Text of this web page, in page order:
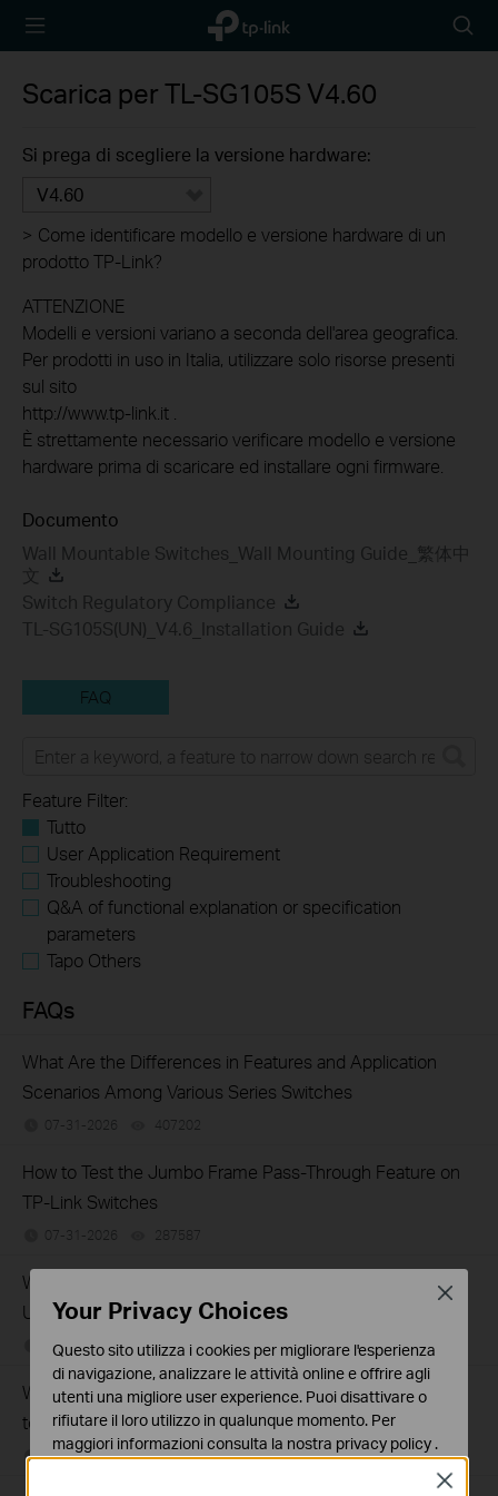
TP-Link,
Reliably
icon
Scarica perTL-SG105S V4.60
Si prega di scegliere la versione hardware:
V4.60
> Come identificare modello e versione hardware di un
prodotto TP-Link?
ATTENZIONE
Modelli e versioni variano a seconda dell'area geografica.
Per prodotti in uso in Italia, utilizzare solo risorse presenti
sul sito
http://www.tp-link.it .
È strettamente necessario verificare modello e versione
hardware prima di scaricare ed installare ogni firmware.
Documento
Wall Mountable Switches_Wall Mounting Guide_繁体中
文
Switch Regulatory Compliance
TL-SG105S(UN)_V4.6_Installation Guide
FAQ
Feature Filter:
Tutto
User Application Requirement
Troubleshooting
Q&A of functional explanation or specification
parameters
Tapo Others
FAQs
What Are the Differences in Features and Application
Scenarios Among Various Series Switches
07-31-2026 407202
How to Test the Jumbo Frame Pass-Through Feature on
TP-Link Switches
07-31-2026 287587
Why Are the Ethernet LED Indicators Off on My TP-Link
Unmanaged Switch?
07-17-2026 415709views
What Can I Do If My PC Is Not Working When Connected
to a TP-Link Unmanaged Switch?
07-16-2026 317015views
Close
Your Privacy Choices
Questo sito utilizza i cookies per migliorare l'esperienza
di navigazione, analizzare le attività online e offrire agli
utenti una migliore user experience. Puoi disattivare o
rifiutare il loro utilizzo in qualunque momento. Per
maggiori informazioni consulta la nostra privacy policy .
Close